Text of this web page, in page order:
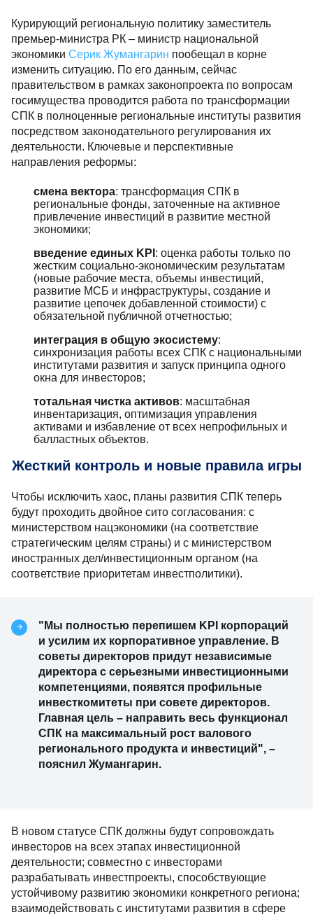
Курирующий региональную политику заместитель
премьер-министра РК – министр национальной
экономики Серик Жумангарин пообещал в корне
изменить ситуацию. По его данным, сейчас
правительством в рамках законопроекта по вопросам
госимущества проводится работа по трансформации
СПК в полноценные региональные институты развития
посредством законодательного регулирования их
деятельности. Ключевые и перспективные
направления реформы:
смена вектора: трансформация СПК в
региональные фонды, заточенные на активное
привлечение инвестиций в развитие местной
экономики;
введение единых KPI : оценка работы только по
жестким социально-экономическим результатам
(новые рабочие места, объемы инвестиций,
развитие МСБ и инфраструктуры, создание и
развитие цепочек добавленной стоимости) с
обязательной публичной отчетностью;
интеграция в общую экосистему:
синхронизация работы всех СПК с национальными
институтами развития и запуск принципа одного
окна для инвесторов;
тотальная чистка активов: масштабная
инвентаризация, оптимизация управления
активами и избавление от всех непрофильных и
балластных объектов.
Жесткий контроль и новые правила игры
Чтобы исключить хаос, планы развития СПК теперь
будут проходить двойное сито согласования: с
министерством нацэкономики (на соответствие
стратегическим целям страны) и с министерством
иностранных дел/инвестиционным органом (на
соответствие приоритетам инвестполитики).
"Мы полностью перепишем KPI корпораций
и усилим их корпоративное управление. В
советы директоров придут независимые
директора с серьезными инвестиционными
компетенциями, появятся профильные
инвесткомитеты при совете директоров.
Главная цель – направить весь функционал
СПК на максимальный рост валового
регионального продукта и инвестиций", –
пояснил Жумангарин.
В новом статусе СПК должны будут сопровождать
инвесторов на всех этапах инвестиционной
деятельности; совместно с инвесторами
разрабатывать инвестпроекты, способствующие
устойчивому развитию экономики конкретного региона;
взаимодействовать с институтами развития в сфере